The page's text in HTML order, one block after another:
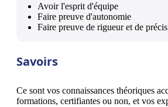
Avoir l'esprit d'équipe
Faire preuve d'autonomie
Faire preuve de rigueur et de
Savoirs
Ce sont vos connaissances théoriques
formations, certifiantes ou non, et vos